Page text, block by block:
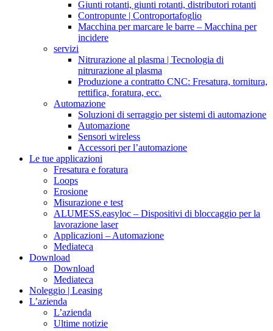
Giunti rotanti, giunti rotanti, distributori rotanti
Contropunte | Controportafoglio
Macchina per marcare le barre – Macchina per
incidere
servizi
Nitrurazione al plasma | Tecnologia di
nitrurazione al plasma
Produzione a contratto CNC: Fresatura, tornitura,
rettifica, foratura, ecc.
Automazione
Soluzioni di serraggio per sistemi di automazione
Automazione
Sensori wireless
Accessori per l’automazione
Le tue applicazioni
Fresatura e foratura
Loops
Erosione
Misurazione e test
ALUMESS.easyloc – Dispositivi di bloccaggio per la
lavorazione laser
Applicazioni – Automazione
Mediateca
Download
Download
Mediateca
Noleggio | Leasing
L’azienda
L’azienda
Ultime notizie